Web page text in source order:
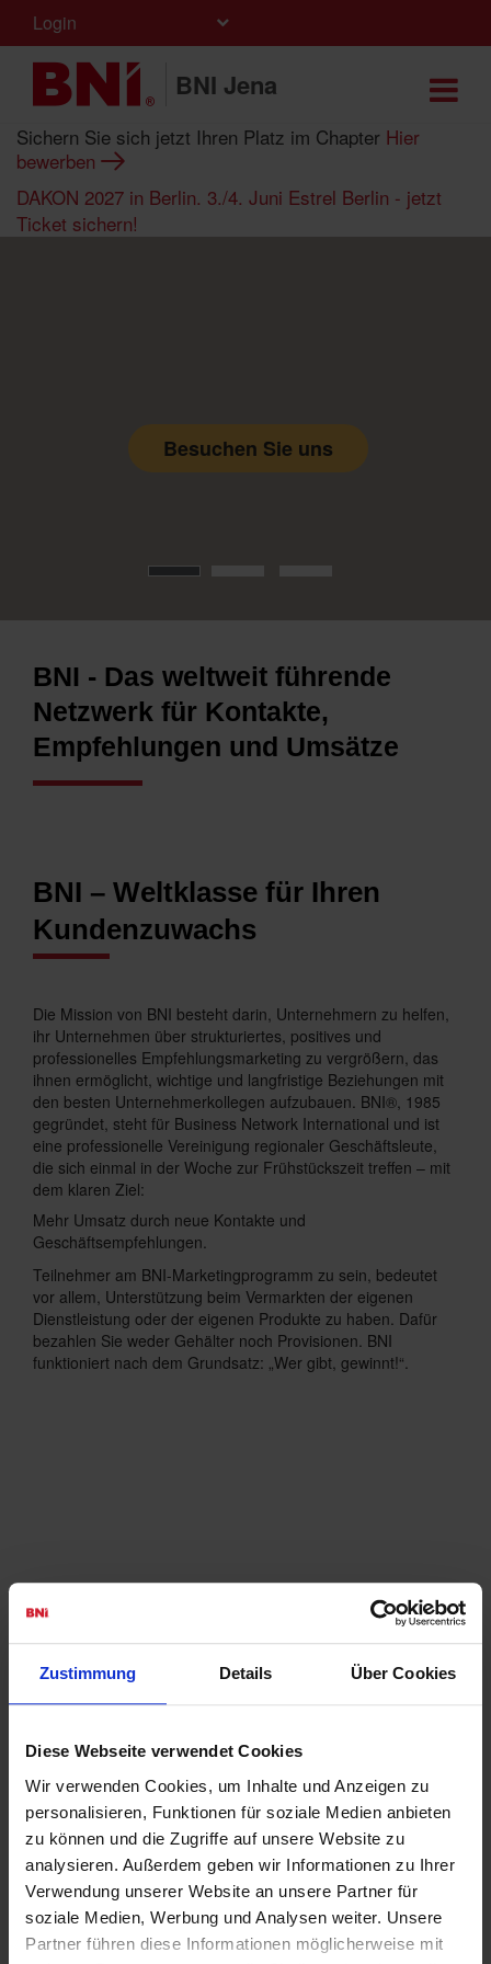
Zustimmung Details Über Cookies
Diese Webseite verwendet Cookies
Wir verwenden Cookies, um Inhalte und Anzeigen zu
personalisieren, Funktionen für soziale Medien anbieten
zu können und die Zugriffe auf unsere Website zu
analysieren. Außerdem geben wir Informationen zu Ihrer
Verwendung unserer Website an unsere Partner für
soziale Medien, Werbung und Analysen weiter. Unsere
Partner führen diese Informationen möglicherweise mit
Login
BNI Jena
Sichern Sie sich jetzt Ihren Platz im Chapter Hier
bewerben
DAKON 2027 in Berlin. 3./4. Juni Estrel Berlin - jetzt
Ticket sichern!
Besuchen Sie uns
BNI - Das weltweit führende
Netzwerk für Kontakte,
Empfehlungen und Umsätze
BNI – Weltklasse für Ihren
Kundenzuwachs
Die Mission von BNI besteht darin, Unternehmern zu helfen,
ihr Unternehmen über strukturiertes, positives und
professionelles Empfehlungsmarketing zu vergrößern, das
ihnen ermöglicht, wichtige und langfristige Beziehungen mit
den besten Unternehmerkollegen aufzubauen. BNI®, 1985
gegründet, steht für Business Network International und ist
eine professionelle Vereinigung regionaler Geschäftsleute,
die sich einmal in der Woche zur Frühstückszeit treffen – mit
dem klaren Ziel:
Mehr Umsatz durch neue Kontakte und
Geschäftsempfehlungen.
Teilnehmer am BNI-Marketingprogramm zu sein, bedeutet
vor allem, Unterstützung beim Vermarkten der eigenen
Dienstleistung oder der eigenen Produkte zu haben. Dafür
bezahlen Sie weder Gehälter noch Provisionen. BNI
funktioniert nach dem Grundsatz: „Wer gibt, gewinnt!“.
Interessiert, ein Chapter in Ihrer
Umgebung zu finden?
Der beste Weg, mehr über BNI und die Arbeitsweise zu
erfahren ist der Besuch eines lokalenFrühstücksmeetings
Lernen Sie die Unternehmer eines Chapters persönlich
kennen und heben Sie Ihre Netzwerkaktivitäten auf die
nächste Stufe.
Erfahren Sie mehr über die Vorteile, die Sie durch eine
Mitgliedschaft in einem Chapter in
Ihrer Region nutzen
können.